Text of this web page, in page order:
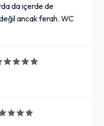
da içerde de
ancak ferah. WC